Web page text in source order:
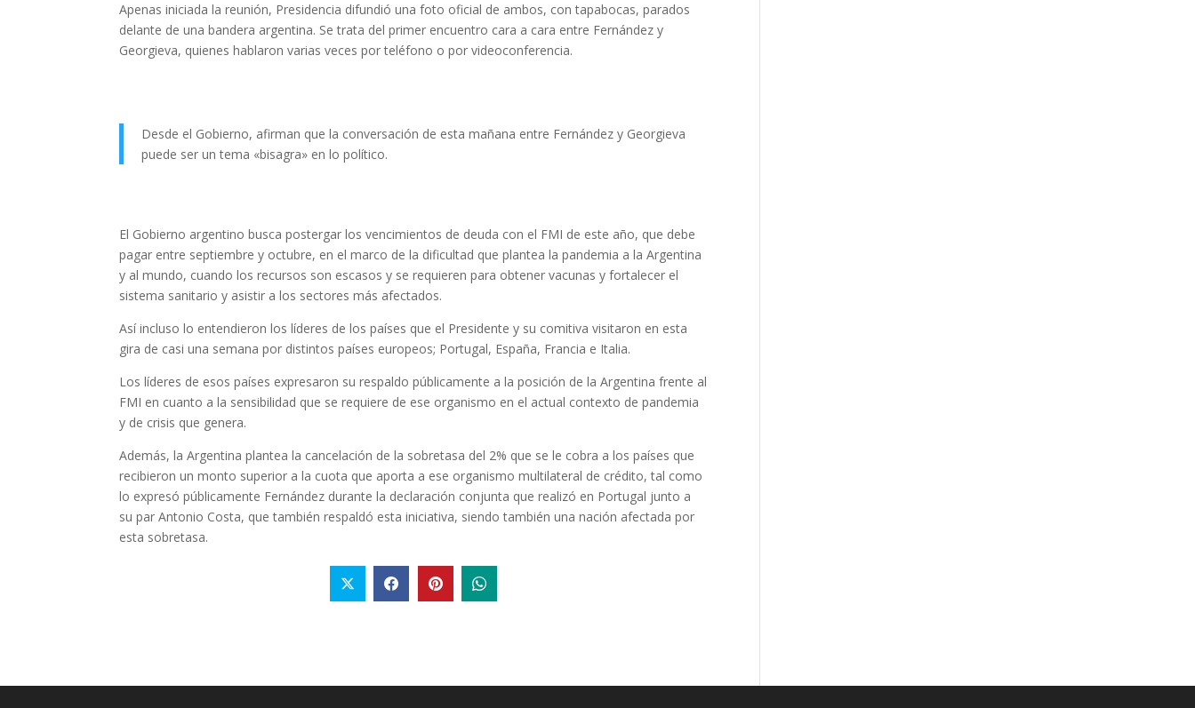
Apenas iniciada la reunión, Presidencia difundió una foto oficial de ambos, con tapabocas, parados
delante de una bandera argentina. Se trata del primer encuentro cara a cara entre Fernández y
Georgieva, quienes hablaron varias veces por teléfono o por videoconferencia.
Desde el Gobierno, afirman que la conversación de esta mañana entre Fernández y Georgieva
puede ser un tema «bisagra» en lo político.
El Gobierno argentino busca postergar los vencimientos de deuda con el FMI de este año, que debe
pagar entre septiembre y octubre, en el marco de la dificultad que plantea la pandemia a la Argentina
y al mundo, cuando los recursos son escasos y se requieren para obtener vacunas y fortalecer el
sistema sanitario y asistir a los sectores más afectados.
Así incluso lo entendieron los líderes de los países que el Presidente y su comitiva visitaron en esta
gira de casi una semana por distintos países europeos; Portugal, España, Francia e Italia.
Los líderes de esos países expresaron su respaldo públicamente a la posición de la Argentina frente al
FMI en cuanto a la sensibilidad que se requiere de ese organismo en el actual contexto de pandemia
y de crisis que genera.
Además, la Argentina plantea la cancelación de la sobretasa del 2% que se le cobra a los países que
recibieron un monto superior a la cuota que aporta a ese organismo multilateral de crédito, tal como
lo expresó públicamente Fernández durante la declaración conjunta que realizó en Portugal junto a
su par Antonio Costa, que también respaldó esta iniciativa, siendo también una nación afectada por
esta sobretasa.